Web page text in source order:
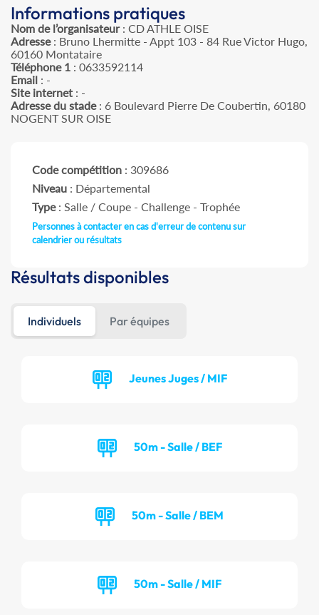
Informations pratiques
Nom de l’organisateur: CD ATHLE OISE
Adresse: Bruno Lhermitte - Appt 103 - 84 Rue Victor Hugo,
60160 Montataire
Téléphone 1 : 0633592114
Email : -
Site internet : -
Adresse du stade: 6 Boulevard Pierre De Coubertin, 60180
NOGENT SUR OISE
Code compétition : 309686
Niveau : Départemental
Type: Salle / Coupe - Challenge - Trophée
Personnes à contacter en cas d'erreur de contenu sur
calendrier ou résultats
Résultats disponibles
Individuels Par équipes
Jeunes Juges / MIF
50m - Salle / BEF
50m - Salle / BEM
50m - Salle / MIF